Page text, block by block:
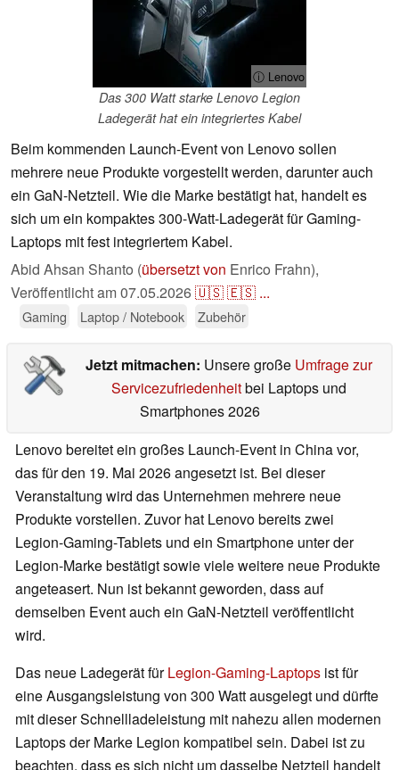
ⓘ Lenovo
Das 300 Watt starke Lenovo Legion
Ladegerät hat ein integriertes Kabel
Beim kommenden Launch-Event von Lenovo sollen
mehrere neue Produkte vorgestellt werden, darunter auch
ein GaN-Netzteil. Wie die Marke bestätigt hat, handelt es
sich um ein kompaktes 300-Watt-Ladegerät für Gaming-
Laptops mit fest integriertem Kabel.
Abid Ahsan Shanto (übersetzt von Enrico Frahn),
Veröffentlicht am07.05.2026🇺🇸🇪🇸 ...
Gaming Laptop / Notebook Zubehör
Jetzt mitmachen: Unsere große Umfrage zur
Servicezufriedenheitbei Laptops und
Smartphones 2026
Lenovo bereitet ein großes Launch-Event in China vor,
das für den 19. Mai 2026 angesetzt ist. Bei dieser
Veranstaltung wird das Unternehmen mehrere neue
Produkte vorstellen. Zuvor hat Lenovo bereits zwei
Legion-Gaming-Tablets und ein Smartphone unter der
Legion-Marke bestätigt sowie viele weitere neue Produkte
angeteasert. Nun ist bekannt geworden, dass auf
demselben Event auch ein GaN-Netzteil veröffentlicht
wird.
Das neue Ladegerät fürLegion-Gaming-Laptops ist für
eine Ausgangsleistung von 300 Watt ausgelegt und dürfte
mit dieser Schnellladeleistung mit nahezu allen modernen
Laptops der Marke Legion kompatibel sein. Dabei ist zu
beachten, dass es sich nicht um dasselbe Netzteil handelt